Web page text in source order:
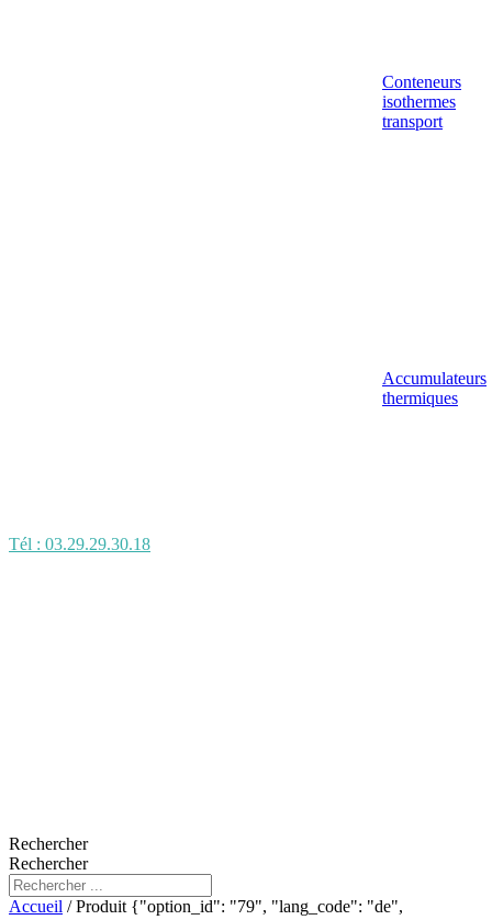
Conteneurs
isothermes
transport
Accumulateurs
thermiques
Tél : 03.29.29.30.18
Rechercher
Rechercher
Accueil / Produit {"option_id": "79", "lang_code": "de",